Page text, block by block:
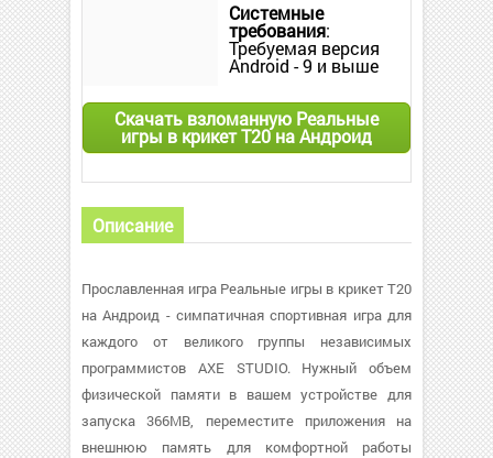
Системные
требования:
Требуемая версия
Android - 9 и выше
Скачать взломанную Реальные
игры в крикет T20 на Андроид
Описание
Прославленная игра Реальные игры в крикет T20
на Андроид - симпатичная спортивная игра для
каждого от великого группы независимых
программистов AXE STUDIO. Нужный объем
физической памяти в вашем устройстве для
запуска 366MB, переместите приложения на
внешнюю память для комфортной работы